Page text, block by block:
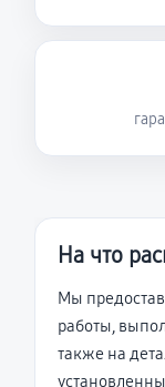
На что
Мы
работы,
также на